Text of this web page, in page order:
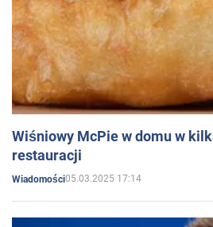
Wiśniowy McPie w domu w
restauracji
Wiadomości05.03.2025 17:14